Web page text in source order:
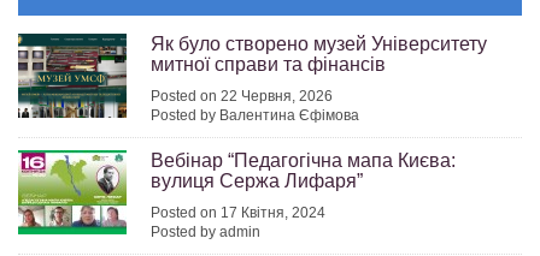
Як було створено музей Університету
митної справи та фінансів
Posted on 22 Червня, 2026
Posted by Валентина Єфімова
Вебінар “Педагогічна мапа Києва:
вулиця Сержа Лифаря”
Posted on 17 Квітня, 2024
Posted by admin